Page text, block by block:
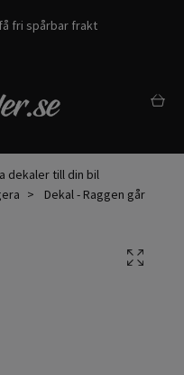
fri spårbar frakt
dekaler till din bil
Dekal - Raggen går